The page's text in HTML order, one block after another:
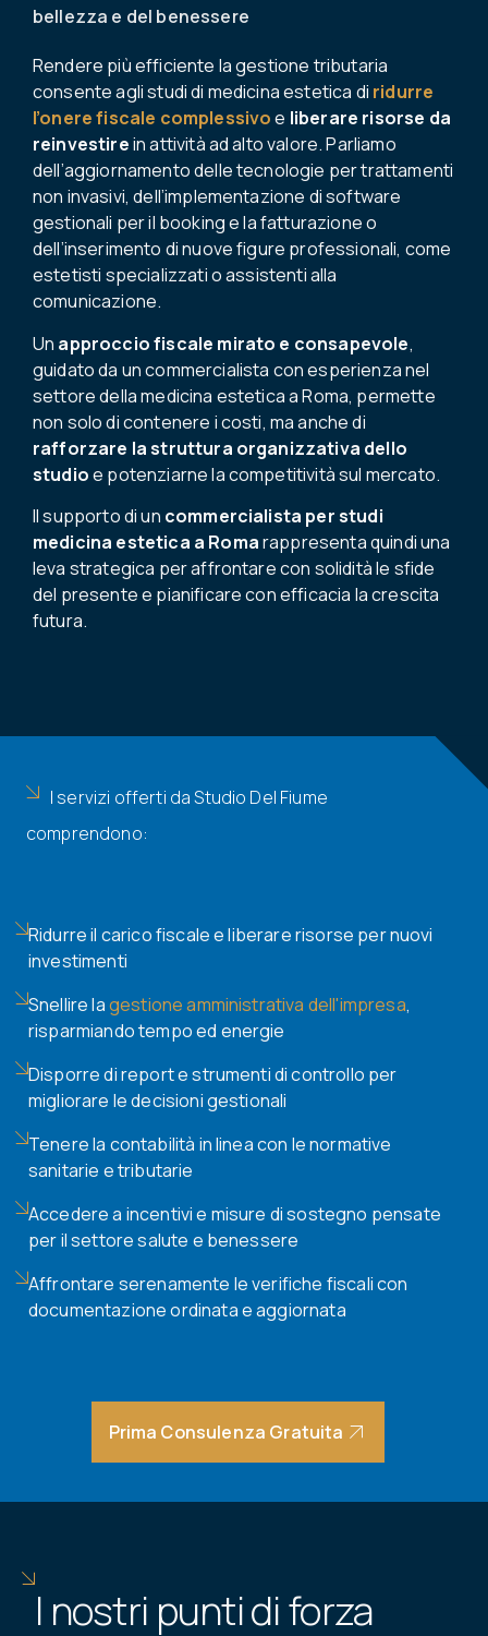
bellezza e del benessere
Rendere più efficiente la gestione tributaria
consente agli studi di medicina estetica di ridurre
l’onere fiscale complessivoe liberare risorse da
reinvestirein attività ad alto valore. Parliamo
dell’aggiornamento delle tecnologie per trattamenti
non invasivi, dell’implementazione di software
gestionali per il booking e la fatturazione o
dell’inserimento di nuove figure professionali, come
estetisti specializzati o assistenti alla
comunicazione.
Un approccio fiscale mirato e consapevole,
guidato da un commercialista con esperienza nel
settore della medicina estetica a Roma, permette
non solo di contenere i costi, ma anche di
rafforzare la struttura organizzativa dello
studioe potenziarne la competitività sul mercato.
Il supporto di un commercialista per studi
medicina estetica a Romarappresenta quindi una
leva strategica per affrontare con solidità le sfide
del presente e pianificare con efficacia la crescita
futura.
I servizi offerti da Studio Del Fiume
comprendono:
Ridurre il carico fiscale e liberare risorse per nuovi
investimenti
Snellire lagestione amministrativa dell'impresa,
risparmiando tempo ed energie
Disporre di report e strumenti di controllo per
migliorare le decisioni gestionali
Tenere la contabilità in linea con le normative
sanitarie e tributarie
Accedere a incentivi e misure di sostegno pensate
per il settore salute e benessere
Affrontare serenamente le verifiche fiscali con
documentazione ordinata e aggiornata
Prima Consulenza Gratuita
I nostri punti di forza